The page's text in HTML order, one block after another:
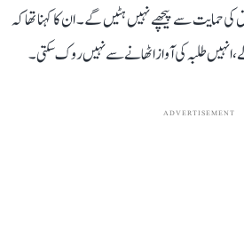
حمایت سے پیچھے نہیں ہٹیں گے۔ ان کا کہنا تھا کہ
طلبہ کی آواز اٹھانے سے نہیں روک سکتی۔
ADVERTISEMENT